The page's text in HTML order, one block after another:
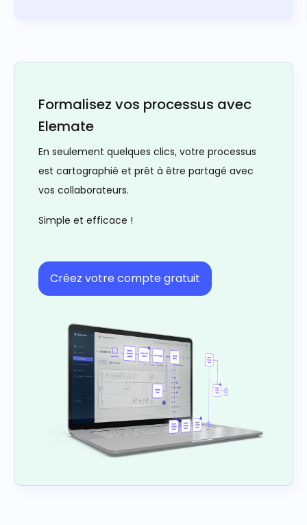
Formalisez vos processus avec
Elemate
En seulement quelques clics, votre processus
est cartographié et prêt à être partagé avec
vos collaborateurs.
Simple et efficace !
Créez votre compte gratuit